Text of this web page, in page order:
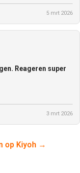
5 mrt 2026
Reageren super
3 mrt 2026
op Kiyoh →